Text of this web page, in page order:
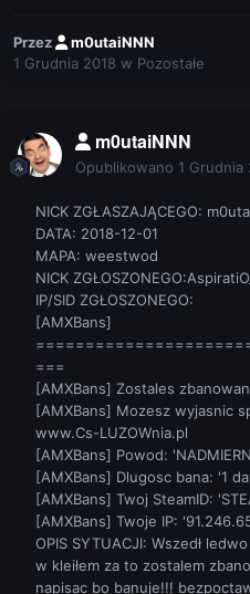
Przez
m0utaiNNN
1 Grudnia 2018 w Pozostałe
m0utaiNNN
Opublikowano 1 Grudnia
NICK ZGŁASZAJĄCEGO:
DATA: 2018-12-01
MAPA: weestwod
NICK
IP/SID ZGŁOSZONEGO:
[AMXBans]
===
[AMXBans] Zostales
[AMXBans] Mozesz wyjasnic
www.Cs-LUZOWnia.pl
[AMXBans] Powod:
[AMXBans] Dlugosc bana: '1
[AMXBans] Twoj SteamID:
[AMXBans] Twoje IP:
OPIS SYTUACJI: Wszedł
w kleiłem za to zostalem
napisac bo banuje!!!